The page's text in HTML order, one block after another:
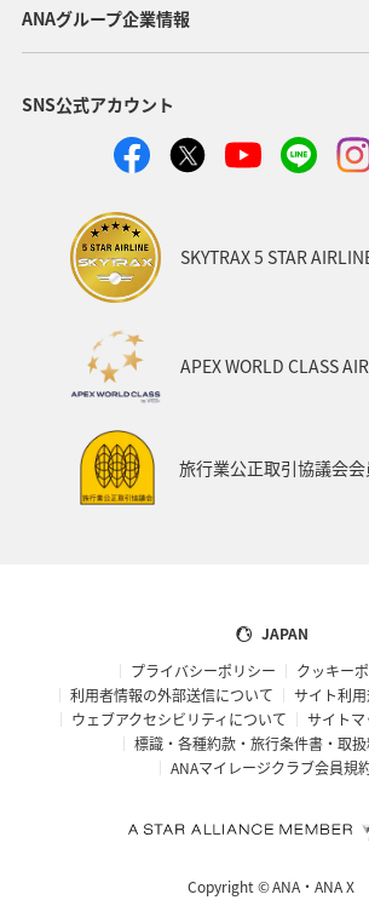
ANAグループ企業情報
SNS公式アカウント
SKYTRAX 5 STAR
APEX WORLD CLASS
旅行業公正取引協議会会
JAPAN
プライバシーポリシー
クッキー
利用者情報の外部送信について
サイト利
ウェブアクセシビリティについて
サイトマ
標識・各種約款・旅行条件書・取
ANAマイレージクラブ会員規
Copyright ©ANA・ANA X